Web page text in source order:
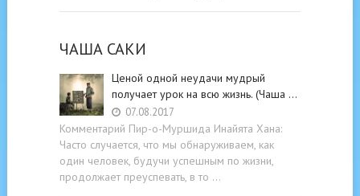
ЧАША САКИ
Ценой одной неудачи мудрый
получает урок на всю жизнь. (Чаша …
07.08.2017
Комментарий Пир-о-Муршида Инайята Хана:
Часто случается, что мы обнаруживаем, как
один человек, будучи успешным по жизни,
продолжает преуспевать, в то …